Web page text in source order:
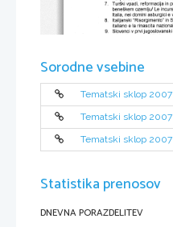
Sorodne vsebine
Tematski sklop 2007
Tematski sklop 2007
Tematski sklop 2007
Statistika prenosov
DNEVNA PORAZDELITEV